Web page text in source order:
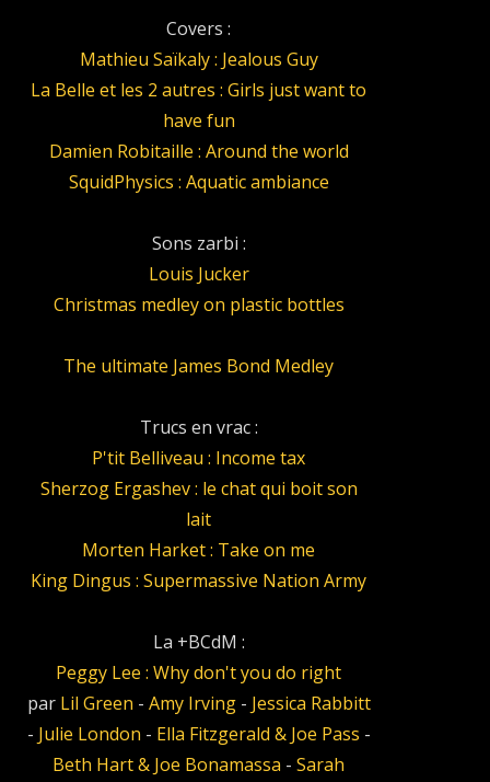
Covers :
Mathieu Saïkaly : Jealous Guy
La Belle et les 2 autres : Girls just want to
have fun
Damien Robitaille : Around the world
SquidPhysics : Aquatic ambiance
Sons zarbi :
Louis Jucker
Christmas medley on plastic bottles
The ultimate James Bond Medley
Trucs en vrac :
P'tit Belliveau : Income tax
Sherzog Ergashev : le chat qui boit son
lait
Morten Harket : Take on me
King Dingus : Supermassive Nation Army
La +BCdM :
Peggy Lee : Why don't you do right
par Lil Green - Amy Irving- Jessica Rabbitt
- Julie London - Ella Fitzgerald & Joe Pass -
Beth Hart & Joe Bonamassa -Sarah